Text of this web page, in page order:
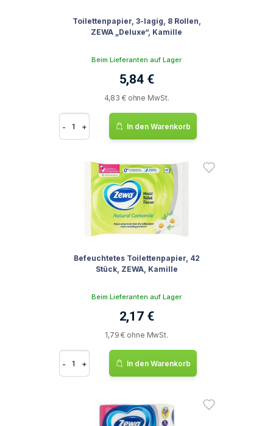
Toilettenpapier, 3-lagig, 8 Rollen,
ZEWA „Deluxe“, Kamille
Beim Lieferanten auf Lager
5,84 €
4,83 € ohne MwSt.
- + In den Warenkorb
Befeuchtetes Toilettenpapier, 42
Stück, ZEWA, Kamille
Beim Lieferanten auf Lager
2,17 €
1,79 € ohne MwSt.
- + In den Warenkorb